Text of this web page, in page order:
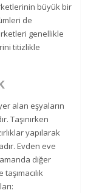
büyük bir
de
genellikle
titizlikle
alan eşyaların
Taşınırken
yapılarak
Evden eve
diğer